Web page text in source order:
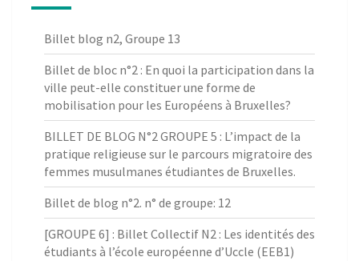
Billet blog n2, Groupe 13
Billet de bloc n°2 : En quoi la participation dans la
ville peut-elle constituer une forme de
mobilisation pour les Européens à Bruxelles?
BILLET DE BLOG N°2 GROUPE 5 : L’impact de la
pratique religieuse sur le parcours migratoire des
femmes musulmanes étudiantes de Bruxelles.
Billet de blog n°2. n° de groupe: 12
[GROUPE 6] : Billet Collectif N2 : Les identités des
étudiants à l’école européenne d’Uccle (EEB1)